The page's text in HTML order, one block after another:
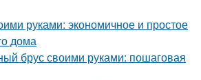
руками: экономичное и простое
дома
брус своими руками: пошаговая